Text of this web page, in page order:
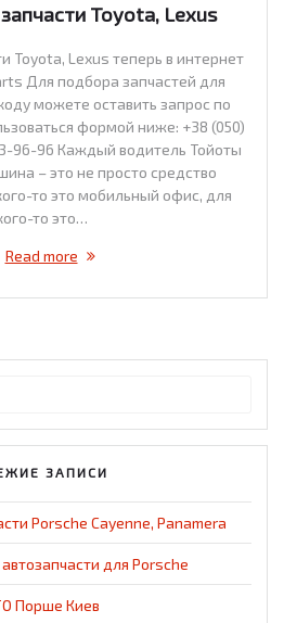
Toyota, Lexus
Toyota, Lexus теперь в интернет
Для подбора запчастей для
можете оставить запрос по
формой ниже: +38 (050)
96-96 Каждый водитель Тойоты
– это не просто средство
то это мобильный офис, для
то это…
Read more
ЗАПИСИ
Porsche Cayenne, Panamera
для Porsche
Порше Киев